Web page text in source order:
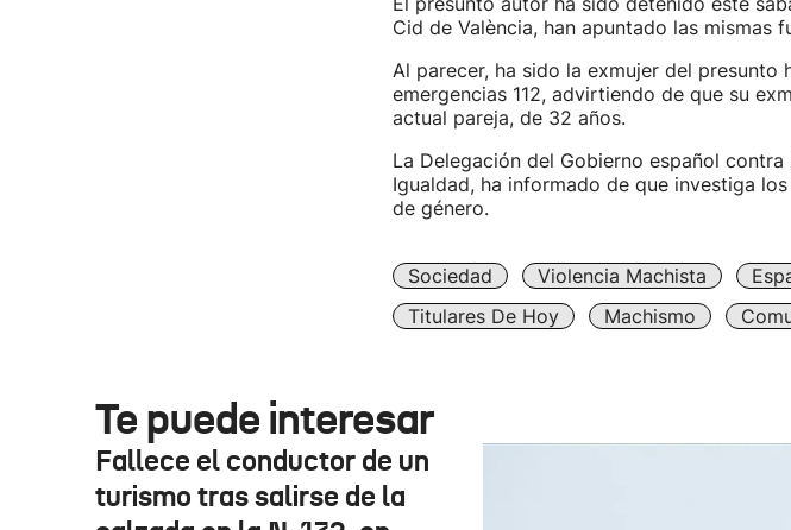
Cid de València, han apuntado las mismas
Al parecer, ha sido la exmujer del
emergencias 112, advirtiendo de que su
actual pareja, de 32 años.
La Delegación del Gobierno español
Igualdad, ha informado de que investiga
de género.
Sociedad Violencia Machista
Titulares De Hoy
Machismo
Te puede interesar
Fallece el conductor de un
turismo tras salirse de la